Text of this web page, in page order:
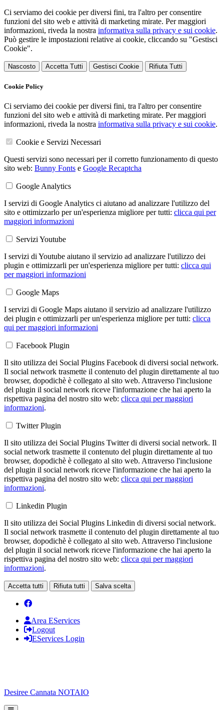
Ci serviamo dei cookie per diversi fini, tra l'altro per consentire
funzioni del sito web e attività di marketing mirate. Per maggiori
informazioni, riveda la nostra informativa sulla privacy e sui cookie.
Può gestire le impostazioni relative ai cookie, cliccando su "Gestisci
Cookie".
Nascosto Accetta Tutti Gestisci Cookie Rifiuta Tutti
Cookie Policy
Ci serviamo dei cookie per diversi fini, tra l'altro per consentire
funzioni del sito web e attività di marketing mirate. Per maggiori
informazioni, riveda la nostra informativa sulla privacy e sui cookie.
Cookie e Servizi Necessari
Questi servizi sono necessari per il corretto funzionamento di questo
sito web: Bunny Fonts e Google Recaptcha
Google Analytics
I servizi di Google Analytics ci aiutano ad analizzare l'utilizzo del
sito e ottimizzarlo per un'esperienza migliore per tutti: clicca qui per
maggiori informazioni
Servizi Youtube
I servizi di Youtube aiutano il servizio ad analizzare l'utilizzo dei
plugin e ottimizzarli per un'esperienza migliore per tutti: clicca qui
per maggiori informazioni
Google Maps
I servizi di Google Maps aiutano il servizio ad analizzare l'utilizzo
dei plugin e ottimizzarli per un'esperienza migliore per tutti: clicca
qui per maggiori informazioni
Facebook Plugin
Il sito utilizza dei Social Plugins Facebook di diversi social network.
Il social network trasmette il contenuto del plugin direttamente al tuo
browser, dopodichè è collegato al sito web. Attraverso l'inclusione
del plugin il social network riceve l'informazione che hai aperto la
rispettiva pagina del nostro sito web: clicca qui per maggiori
informazioni.
Twitter Plugin
Il sito utilizza dei Social Plugins Twitter di diversi social network. Il
social network trasmette il contenuto del plugin direttamente al tuo
browser, dopodichè è collegato al sito web. Attraverso l'inclusione
del plugin il social network riceve l'informazione che hai aperto la
rispettiva pagina del nostro sito web: clicca qui per maggiori
informazioni.
Linkedin Plugin
Il sito utilizza dei Social Plugins Linkedin di diversi social network.
Il social network trasmette il contenuto del plugin direttamente al tuo
browser, dopodichè è collegato al sito web. Attraverso l'inclusione
del plugin il social network riceve l'informazione che hai aperto la
rispettiva pagina del nostro sito web: clicca qui per maggiori
informazioni.
Accetta tutti Rifiuta tutti Salva scelta
Area EServices
Logout
EServices Login
Desiree Cannata NOTAIO